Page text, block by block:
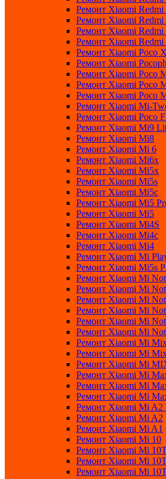
Ремонт Xiaomi Redmi
Ремонт Xiaomi Redmi
Ремонт Xiaomi Redmi
Ремонт Xiaomi Redmi
Ремонт Xiaomi Poco
Ремонт Xiaomi
Ремонт Xiaomi Poco
Ремонт Xiaomi Poco
Ремонт Xiaomi Poco
Ремонт Xiaomi Mi-
Ремонт Xiaomi Poco
Ремонт Xiaomi Mi9
Ремонт Xiaomi Mi8
Ремонт Xiaomi Mi 6
Ремонт Xiaomi Mi6x
Ремонт Xiaomi Mi5x
Ремонт Xiaomi Mi5s
Ремонт Xiaomi Mi5c
Ремонт Xiaomi Mi5
Ремонт Xiaomi Mi5
Ремонт Xiaomi Mi4S
Ремонт Xiaomi Mi4c
Ремонт Xiaomi Mi4
Ремонт Xiaomi Mi
Ремонт Xiaomi Mi5s
Ремонт Xiaomi Mi
Ремонт Xiaomi Mi
Ремонт Xiaomi Mi
Ремонт Xiaomi Mi
Ремонт Xiaomi Mi
Ремонт Xiaomi Mi
Ремонт Xiaomi Mi
Ремонт Xiaomi Mi
Ремонт Xiaomi Mi
Ремонт Xiaomi Mi
Ремонт Xiaomi Mi
Ремонт Xiaomi Mi
Ремонт Xiaomi Mi A2
Ремонт Xiaomi Mi A2
Ремонт Xiaomi Mi A1
Ремонт Xiaomi Mi 10
Ремонт Xiaomi Mi
Ремонт Xiaomi Mi
Ремонт Xiaomi Mi